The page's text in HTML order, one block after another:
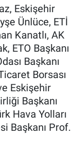
Eskişehir
Ünlüce, ETİ
Kanatlı, AK
ETO Başkanı
Başkanı
Borsası
Eskişehir
Başkanı
Hava Yolları
Başkanı Prof.